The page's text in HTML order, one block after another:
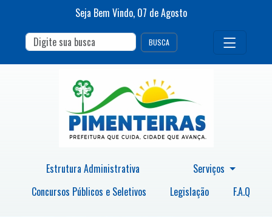
Seja Bem Vindo, 07 deAgosto
BUSCA
Estrutura Administrativa
Serviços
Concursos Públicos e Seletivos
Legislação F.A.Q